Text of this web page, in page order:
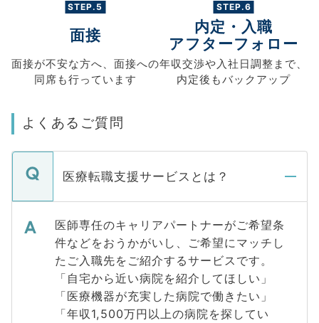
STEP.5
面接
面接が不安な方へ、 面接への
同席も行っています
STEP.6
内定・入職
アフターフォロー
年収交渉や入社日調整まで、
内定後もバックアップ
よくあるご質問
医療転職支援サービスとは？
医師専任のキャリアパートナーがご希望条
件などをおうかがいし、ご希望にマッチし
たご入職先をご紹介するサービスです。
「自宅から近い病院を紹介してほしい」
「医療機器が充実した病院で働きたい」
「年収1,500万円以上の病院を探してい